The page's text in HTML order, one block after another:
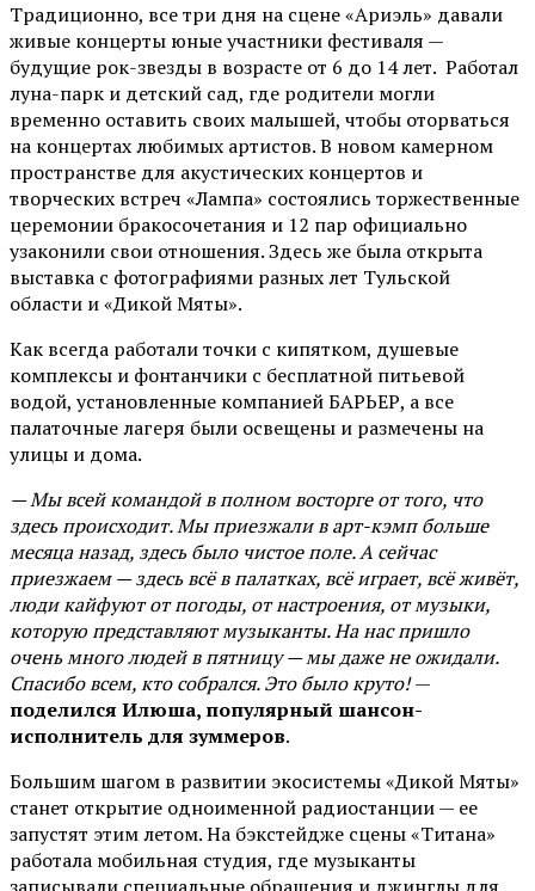
Традиционно, все три дня на сцене«Ариэль» давали
живые концерты юные участники фестиваля —
будущие рок-звезды в возрасте от 6 до 14 лет. Работал
луна-парк и детский сад, где родители могли
временно оставить своих малышей, чтобы оторваться
на концертах любимых артистов. В новом камерном
пространстве для акустических концертов и
творческих встреч «Лампа» состоялись торжественные
церемонии бракосочетания и 12 пар официально
узаконили свои отношения. Здесь же была открыта
выставка с фотографиями разных лет Тульской
области и «Дикой Мяты».
Как всегда работали точки с кипятком, душевые
комплексы и фонтанчики с бесплатной питьевой
водой, установленные компанией БАРЬЕР, а все
палаточные лагеря были освещены и размечены на
улицы и дома.
— Мы всей командой в полном восторге от того, что
здесь происходит. Мы приезжали в арт-кэмп больше
месяца назад, здесь было чистое поле. А сейчас
приезжаем — здесь всё в палатках, всё играет, всё живёт,
люди кайфуют от погоды, от настроения, от музыки,
которую представляют музыканты. На нас пришло
очень много людей в пятницу — мы даже не ожидали.
Спасибо всем, кто собрался. Это было круто!—
поделился Илюша, популярный шансон-
исполнитель для зуммеров.
Большим шагом в развитии экосистемы «Дикой Мяты»
станет открытие одноименной радиостанции — ее
запустят этим летом. На бэкстейдже сцены «Титана»
работала мобильная студия, где музыканты